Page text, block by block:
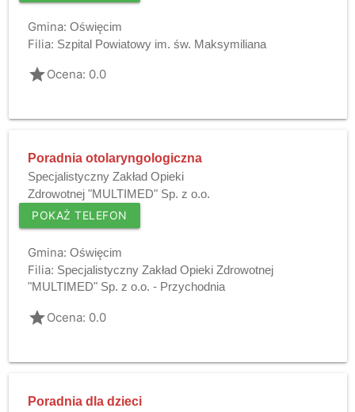
Gmina: Oświęcim
Filia: Szpital Powiatowy im. św. Maksymiliana
gradeOcena: 0.0
Poradnia otolaryngologiczna
Specjalistyczny Zakład Opieki
Zdrowotnej "MULTIMED" Sp. z o.o.
POKAŻ TELEFON
Gmina: Oświęcim
Filia: Specjalistyczny Zakład Opieki Zdrowotnej
"MULTIMED" Sp. z o.o. - Przychodnia
gradeOcena: 0.0
Poradnia dla dzieci